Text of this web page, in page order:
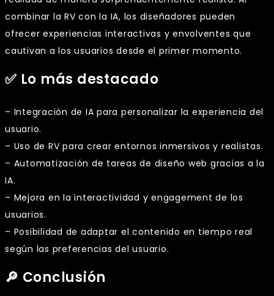
combinar la RV con la IA, los diseñadores pueden
ofrecer experiencias interactivas y envolventes que
cautivan a los usuarios desde el primer momento.
✅ Lo más destacado
– Integración de IA para personalizar la experiencia del
usuario.
– Uso de RV para crear entornos inmersivos y realistas.
– Automatización de tareas de diseño web gracias a la
IA.
– Mejora en la interactividad y engagement de los
usuarios.
– Posibilidad de adaptar el contenido en tiempo real
según las preferencias del usuario.
🔎 Conclusión